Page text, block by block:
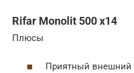
Rifar Monolit 500 x14
Плюсы
Приятный внешний